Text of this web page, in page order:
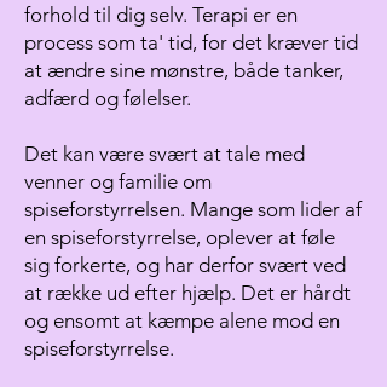
forhold til dig selv. Terapi er en
process som ta' tid, for det kræver tid
at ændre sine mønstre, både tanker,
adfærd og følelser.
Det kan være svært at tale med
venner og familie om
spiseforstyrrelsen. Mange som lider af
en spiseforstyrrelse, oplever at føle
sig forkerte, og har derfor svært ved
at række ud efter hjælp. ​Det er hårdt
og ensomt at kæmpe alene mod en
spiseforstyrrelse.